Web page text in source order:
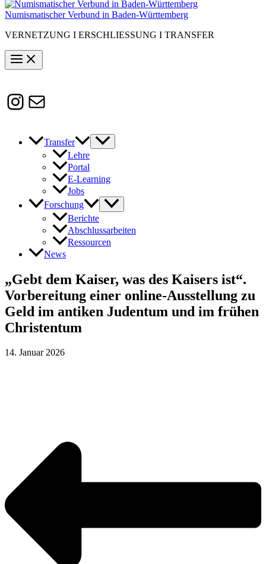
Numismatischer Verbund in Baden-Württemberg
VERNETZUNG I ERSCHLIESSUNG I TRANSFER
Instagram
Susanne.Boerner@zaw.uni-
heidelberg.de
Transfer
Lehre
Portal
E-Learning
Jobs
Forschung
Berichte
Abschlussarbeiten
Ressourcen
News
„Gebt dem Kaiser, was des Kaisers ist“.
Vorbereitung einer online-Ausstellung zu
Geld im antiken Judentum und im frühen
Christentum
14. Januar 2026